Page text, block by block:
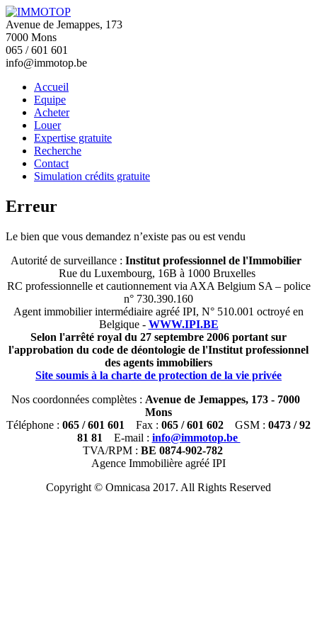
Avenue de Jemappes, 173
7000 Mons
065 / 601 601
info@immotop.be
Accueil
Equipe
Acheter
Louer
Expertise gratuite
Recherche
Contact
Simulation crédits gratuite
Erreur
Le bien que vous demandez n’existe pas ou est vendu
Autorité de surveillance : Institut professionnel de l'Immobilier
Rue du Luxembourg, 16B à 1000 Bruxelles
RC professionnelle et cautionnement via AXA Belgium SA – police
n° 730.390.160
Agent immobilier intermédiaire agréé IPI, N° 510.001 octroyé en
Belgique - WWW.IPI.BE
Selon l'arrêté royal du 27 septembre 2006 portant sur
l'approbation du code de déontologie de l'Institut professionnel
des agents immobiliers
Site soumis à la charte de protection de la vie privée
Nos coordonnées complètes : Avenue de Jemappes, 173 - 7000
Mons
Téléphone : 065 / 601 601 Fax : 065 / 601 602 GSM : 0473 / 92
81 81 E-mail : info@immotop.be
TVA/RPM : BE 0874-902-782
Agence Immobilière agréé IPI
Copyright © Omnicasa 2017. All Rights Reserved